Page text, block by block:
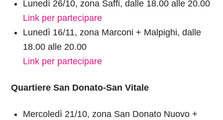
Lunedì 26/10, zona Saffi, dalle 18.00 alle 20.00
Link per partecipare
Lunedì 16/11, zona Marconi + Malpighi, dalle
18.00 alle 20.00
Link per partecipare
Quartiere San Donato-San Vitale
Mercoledì 21/10, zona San Donato Nuovo +